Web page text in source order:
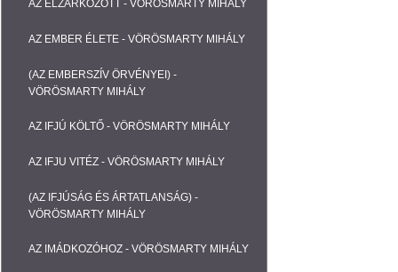
AZ ELZÁRKOZOTT - VÖRÖSMARTY MIHÁLY
AZ EMBER ÉLETE - VÖRÖSMARTY MIHÁLY
(AZ EMBERSZÍV ÖRVÉNYEI) -
VÖRÖSMARTY MIHÁLY
AZ IFJÚ KÖLTŐ - VÖRÖSMARTY MIHÁLY
AZ IFJU VITÉZ - VÖRÖSMARTY MIHÁLY
(AZ IFJÚSÁG ÉS ÁRTATLANSÁG) -
VÖRÖSMARTY MIHÁLY
AZ IMÁDKOZÓHOZ - VÖRÖSMARTY MIHÁLY